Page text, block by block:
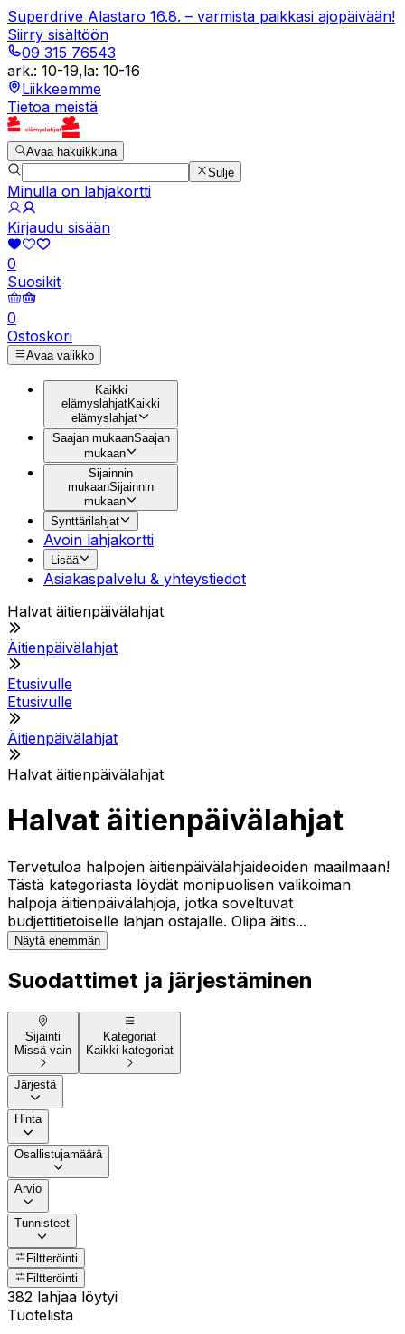
Superdrive Alastaro 16.8. – varmista paikkasi ajopäivään!
Siirry sisältöön
09 315 76543
ark.: 10-19,la: 10-16
Liikkeemme
Tietoa meistä
Avaa hakuikkuna
Sulje
Minulla on lahjakortti
Kirjaudu sisään
0
Suosikit
0
Ostoskori
Avaa valikko
Kaikki
elämyslahjatKaikki
elämyslahjat
Saajan mukaanSaajan
mukaan
Sijainnin
mukaanSijainnin
mukaan
Synttärilahjat
Avoin lahjakortti
Lisää
Asiakaspalvelu & yhteystiedot
Halvat äitienpäivälahjat
Äitienpäivälahjat
Etusivulle
Etusivulle
Äitienpäivälahjat
Halvat äitienpäivälahjat
Halvat äitienpäivälahjat
Tervetuloa halpojen äitienpäivälahjaideoiden maailmaan!
Tästä kategoriasta löydät monipuolisen valikoiman
halpoja äitienpäivälahjoja, jotka soveltuvat
budjettitietoiselle lahjan ostajalle. Olipa äitis...
Näytä enemmän
Suodattimet ja järjestäminen
Sijainti
Missä vain
Kategoriat
Kaikki kategoriat
Järjestä
Hinta
Osallistujamäärä
Arvio
Tunnisteet
Filtteröinti
Filtteröinti
382 lahjaa löytyi
Tuotelista